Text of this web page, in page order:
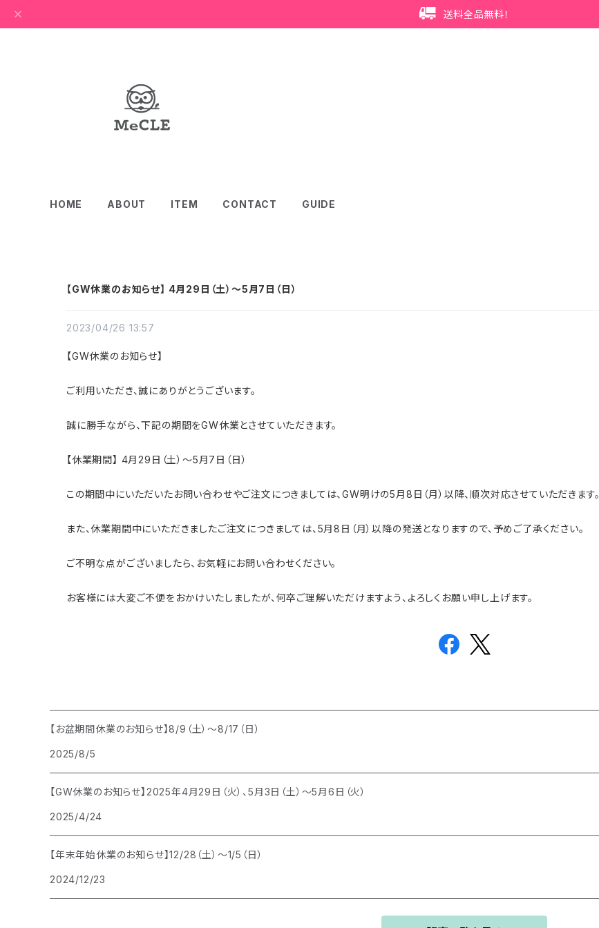
送料全品無料！
HOME ABOUT ITEM CONTACT GUIDE
【GW休業のお知らせ】 4月29日（土）～5月7日（日）
2023/04/26 13:57
【GW休業のお知らせ】
ご利用いただき、誠にありがとうございます。
誠に勝手ながら、下記の期間をGW休業とさせていただきます。
【休業期間】 4月29日（土）～5月7日（日）
この期間中にいただいたお問い合わせやご注文につきましては、GW明けの5月8日（月）以降、順次対応させていただきます。
また、休業期間中にいただきましたご注文につきましては、5月8日（月）以降の発送となりますので、予めご了承ください。
ご不明な点がございましたら、お気軽にお問い合わせください。
お客様には大変ご不便をおかけいたしましたが、何卒ご理解いただけますよう、よろしくお願い申し上げます。
【お盆期間休業のお知らせ】8/9（土）〜8/17（日）
2025/8/5
【GW休業のお知らせ】2025年4月29日（火）、5月3日（土）～5月6日（火）
2025/4/24
【年末年始休業のお知らせ】12/28（土）〜1/5（日）
2024/12/23